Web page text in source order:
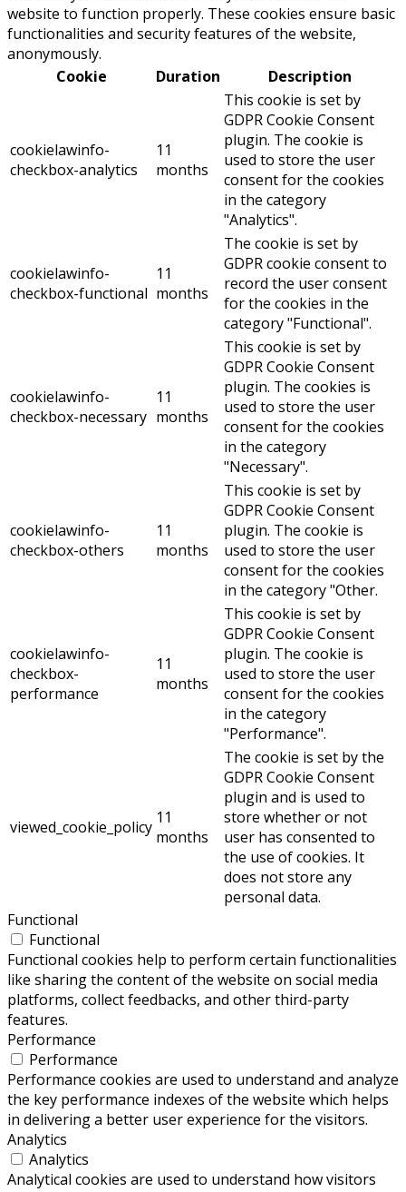
website to function properly. These cookies ensure basic
functionalities and security features of the website,
anonymously.
Cookie
Duration Description
cookielawinfo-
checkbox-analytics
11
months
This cookie is set by
GDPR Cookie Consent
plugin. The cookie is
used to store the user
consent for the cookies
in the category
"Analytics".
cookielawinfo-
checkbox-functional
11
months
The cookie is set by
GDPR cookie consent to
record the user consent
for the cookies in the
category "Functional".
cookielawinfo-
checkbox-necessary
11
months
This cookie is set by
GDPR Cookie Consent
plugin. The cookies is
used to store the user
consent for the cookies
in the category
"Necessary".
cookielawinfo-
checkbox-others
11
months
This cookie is set by
GDPR Cookie Consent
plugin. The cookie is
used to store the user
consent for the cookies
in the category "Other.
cookielawinfo-
checkbox-
performance
11
months
This cookie is set by
GDPR Cookie Consent
plugin. The cookie is
used to store the user
consent for the cookies
in the category
"Performance".
viewed_cookie_policy 11
months
The cookie is set by the
GDPR Cookie Consent
plugin and is used to
store whether or not
user has consented to
the use of cookies. It
does not store any
personal data.
Functional
Functional
Functional cookies help to perform certain functionalities
like sharing the content of the website on social media
platforms, collect feedbacks, and other third-party
features.
Performance
Performance
Performance cookies are used to understand and analyze
the key performance indexes of the website which helps
in delivering a better user experience for the visitors.
Analytics
Analytics
Analytical cookies are used to understand how visitors